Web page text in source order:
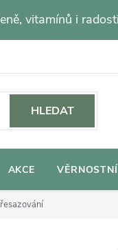
vitamínů i
HLEDAT
AKCE